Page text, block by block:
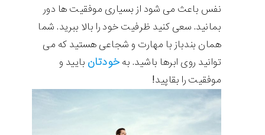
نفس باعث می شود از بسیاری موفقیت ها دور
بمانید. سعی کنید ظرفیت خود را بالا ببرید. شما
همان بندباز با مهارت و شجاعی هستید که می
توانید روی ابرها باشید. به خودتان بایید و
موفقیت را بقاپید!